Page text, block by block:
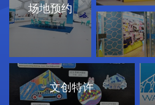
场地预约
文创特许